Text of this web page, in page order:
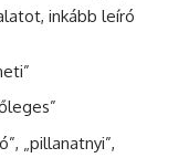
inkább leíró
„pillanatnyi”,